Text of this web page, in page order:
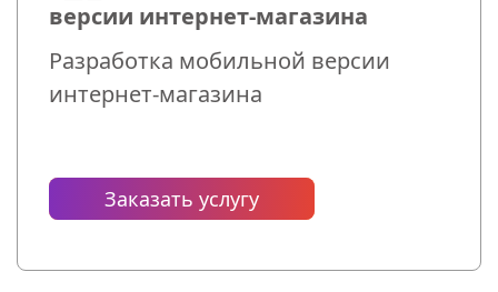
версии интернет-магазина
Разработка мобильной версии
интернет-магазина
Заказать услугу